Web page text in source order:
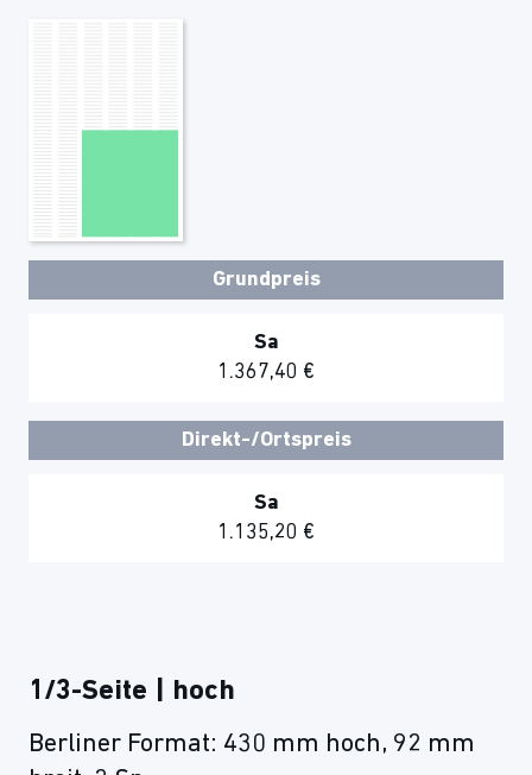
Grundpreis
Sa
1.367,40 €
Direkt-/Ortspreis
Sa
1.135,20 €
1/3-Seite | hoch
Berliner Format: 430 mm hoch, 92 mm